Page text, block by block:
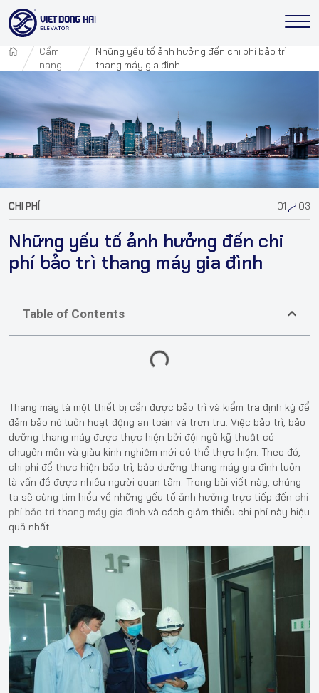
Cẩm
nang
Những yếu tố ảnh hưởng đến chi phí bảo trì
thang máy gia đình
CHI PHÍ 01 03
Những yếu tố ảnh hưởng đến chi
phí bảo trì thang máy gia đình
Table of Contents
Thang máy là một thiết bị cần được bảo trì và kiểm tra định kỳ để
đảm bảo nó luôn hoạt động an toàn và trơn tru. Việc bảo trì, bảo
dưỡng thang máy được thực hiện bởi đội ngũ kỹ thuật có
chuyên môn và giàu kinh nghiệm mới có thể thực hiện. Theo đó,
chi phí để thực hiện bảo trì, bảo dưỡng thang máy gia đình luôn
là vấn đề được nhiều người quan tâm. Trong bài viết này, chúng
ta sẽ cùng tìm hiểu về những yếu tố ảnh hưởng trực tiếp đến chi
phí bảo trì thang máy gia đình và cách giảm thiểu chi phí này hiệu
quả nhất.